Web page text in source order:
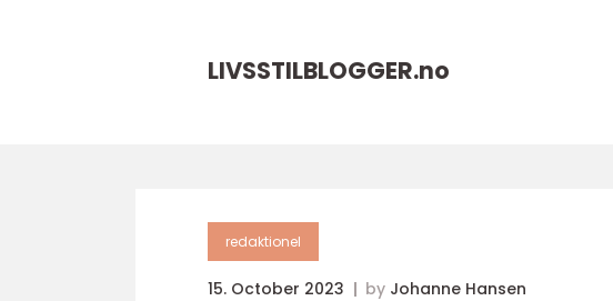
LIVSSTILBLOGGER.no
redaktionel
15. October 2023 by Johanne Hansen